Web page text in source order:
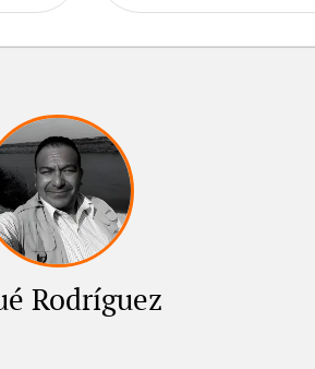
Rodríguez